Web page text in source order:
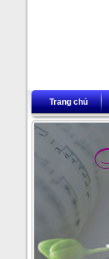
Trang chủ